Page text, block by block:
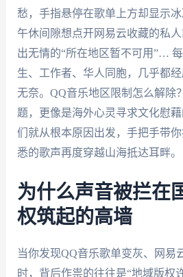
愁，手指悬停在歌单上方却显示
午休间隙想点开网易云收藏的私
出无情的“所在地区暂不可用”…
生、工作者、华人同胞，几乎都
无奈。QQ音乐地区限制怎么解除
题，更像是海外心灵寻求文化慰
们就从根本原因出发，手把手带
悉的歌声再度穿越山海抵达耳畔。
为什么声音被拦在
权筑起的高墙
当你发现QQ音乐歌单变灰、网易
时，背后作祟的往往是“地域版权